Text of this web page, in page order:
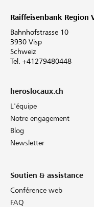
Raiffeisenbank Region
Bahnhofstrasse 10
3930 Visp
Schweiz
Tel. +41279480448
heroslocaux.ch
L'équipe
Notre engagement
Blog
Newsletter
Soutien & assistance
Conférence web
FAQ